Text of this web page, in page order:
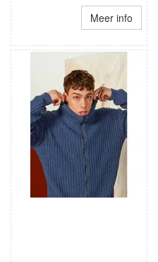
Meer info